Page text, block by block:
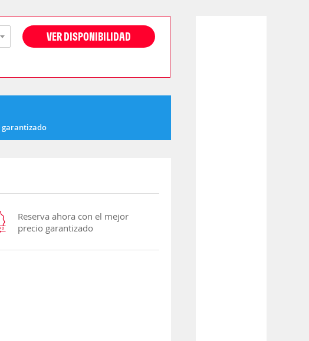
VER DISPONIBILIDAD
Reserva ahora con el mejor
precio garantizado